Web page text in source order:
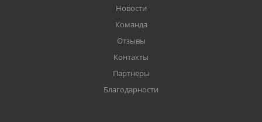
Новости
Команда
Отзывы
Контакты
Партнеры
Благодарности